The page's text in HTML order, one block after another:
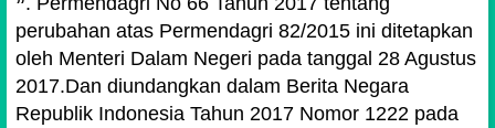
perubahan atas Permendagri 82/2015 ini ditetapkan
oleh Menteri Dalam Negeri pada tanggal 28 Agustus
2017.Dan diundangkan dalam Berita Negara
Republik Indonesia Tahun 2017 Nomor 1222 pada